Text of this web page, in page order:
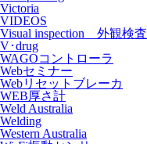
Victoria
VIDEOS
Visual inspection 外観検査
V･drug
WAGOコントローラ
Webセミナー
Webリセットブレーカ
WEB厚さ計
Weld Australia
Welding
Western Australia